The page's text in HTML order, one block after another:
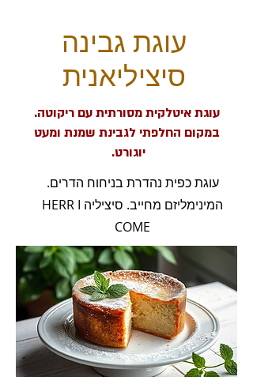
עוגת גבינה
סיציליאנית
עוגת איטלקית מסורתית עם ריקוטה.
במקום החלפתי לגבינת שמנת ומעט
יוגורט.
עוגת כפית נהדרת בניחוח הדרים.
המינימליזם מחייב. סיציליה HERR I
COME